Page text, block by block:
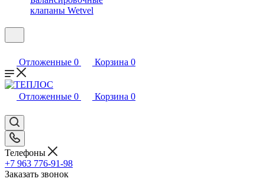
клапаны Wetvel
Отложенные 0 Корзина 0
Отложенные 0 Корзина 0
Телефоны
+7 963 776-91-98
Заказать звонок